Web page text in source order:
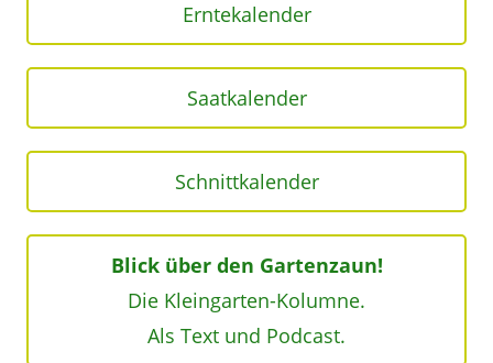
Erntekalender
Saatkalender
Schnittkalender
Blick über den Gartenzaun!
Die Kleingarten-Kolumne.
Als Text und Podcast.